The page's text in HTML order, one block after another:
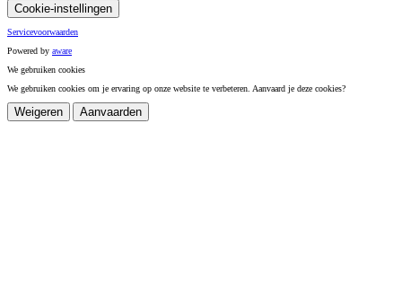
Cookie-instellingen
Servicevoorwaarden
Powered by aware
We gebruiken cookies
We gebruiken cookies om je ervaring op onze website te verbeteren. Aanvaard je deze cookies?
Weigeren Aanvaarden